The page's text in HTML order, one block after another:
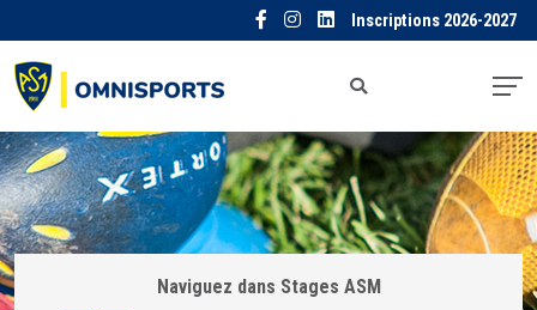
Inscriptions 2026-2027
Naviguez dans Stages ASM